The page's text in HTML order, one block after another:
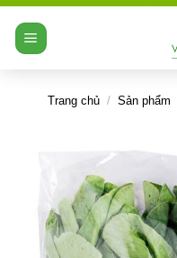
Trang chủ / Sản phẩm